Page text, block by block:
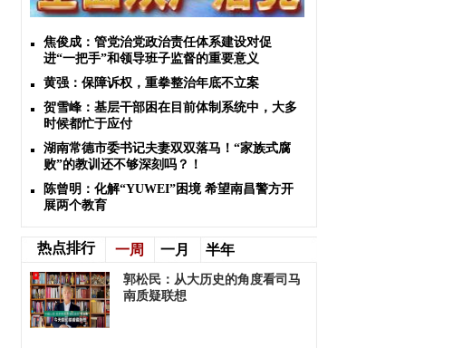
焦俊成：管党治党政治责任体系建设对促
进“一把手”和领导班子监督的重要意义
黄强：保障诉权，重拳整治年底不立案
贺雪峰：基层干部困在目前体制系统中，大多
时候都忙于应付
湖南常德市委书记夫妻双双落马！“家族式腐
败”的教训还不够深刻吗？！
陈曾明：化解“YUWEI”困境 希望南昌警方开
展两个教育
热点排行 一周 一月 半年
郭松民：​从大历史的角度看司马
南质疑联想